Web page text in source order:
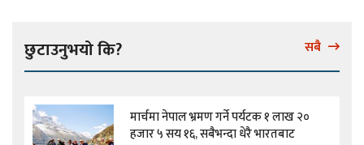
छुटाउनुभयो कि? सबै
मार्चमा नेपाल भ्रमण गर्ने पर्यटक १ लाख २०
हजार ५ सय १६, सबैभन्दा धेरै भारतबाट